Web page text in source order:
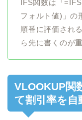
IFS関数は「
フォルト値)」の
順番に評価され
ら先に書くのが
VLOOKUP関
て割引率を自